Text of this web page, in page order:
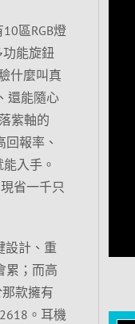
區RGB燈
功能旋鈕
什麼叫真
還能隨心
紫軸的
報率、
入手。
省一千只
設計、重
累；而高
款擁有
。耳機